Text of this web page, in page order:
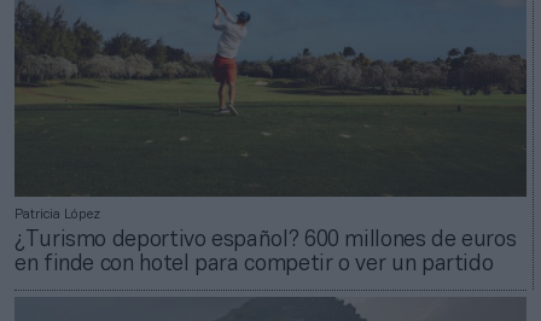
Patricia López
¿Turismo deportivo español? 600 millones de euros
en finde con hotel para competir o ver un partido